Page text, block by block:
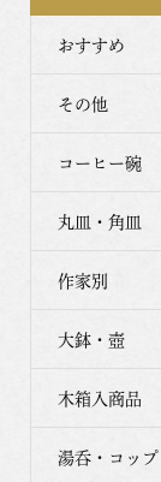
おすすめ
その他
コーヒー碗
丸皿・角皿
作家別
大鉢・壺
木箱入商品
湯呑・コップ